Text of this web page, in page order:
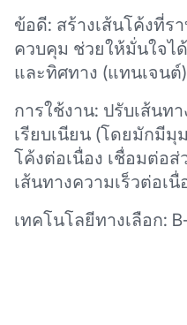
ข้อดี: สร้างเส้นโค้งที่ร
ควบคุม ช่วยให้มั่นใจไ
และทิศทาง (แทนเจน
การใช้งาน: ปรับเส้นท
เรียบเนียน (โดยมักมีมุ
โค้งต่อเนื่อง เชื่อมต่อส่
เส้นทางความเร็วต่อเนื่
เทคโนโลยีทางเลือก: